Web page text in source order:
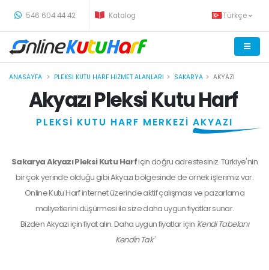
546 604 44 42 Katalog Türkçe
ANASAYFA PLEKSI KUTU HARF HIZMET ALANLARI SAKARYA AKYAZI
Akyazı Pleksi Kutu Harf
PLEKSİ KUTU HARF MERKEZİ AKYAZI
Sakarya Akyazı Pleksi Kutu Harfiçin doğru adrestesiniz. Türkiye'nin
bir çok yerinde olduğu gibi Akyazı bölgesinde de örnek işlerimiz var.
Online Kutu Harf internet üzerinde aktif çalışması ve pazarlama
maliyetlerini düşürmesi ile size daha uygun fiyatlar sunar.
BizdenAkyazıiçin fiyat alın. Daha uygun fiyatlar için 'Kendi Tabelanı
Kendin Tak'